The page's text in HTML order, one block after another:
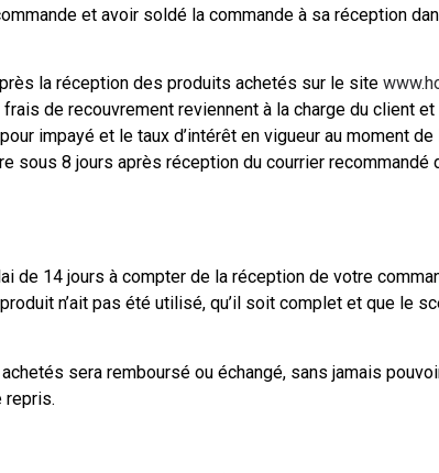
et avoir soldé la commande à sa réception
la réception des produits achetés sur le site
de recouvrement reviennent à la charge du client
impayé et le taux d’intérêt en vigueur au moment
sous 8 jours après réception du courrier recommandé
de 14 jours à compter de la réception de votre
n’ait pas été utilisé, qu’il soit complet et que le
sera remboursé ou échangé, sans jamais
repris.